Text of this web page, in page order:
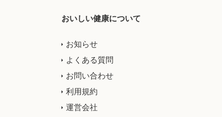
おいしい健康について
お知らせ
よくある質問
お問い合わせ
利用規約
運営会社